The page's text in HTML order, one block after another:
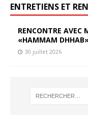
ENTRETIENS ET
RENCONTRE AVEC
«HAMMAM
30 juillet 2026